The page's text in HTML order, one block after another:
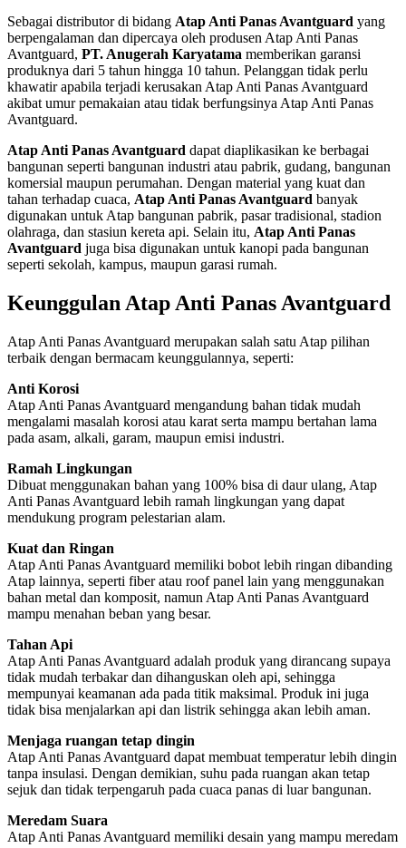
Sebagai distributor di bidang Atap Anti Panas Avantguard yang
berpengalaman dan dipercaya oleh produsen Atap Anti Panas
Avantguard, PT. Anugerah Karyatama memberikan garansi
produknya dari 5 tahun hingga 10 tahun. Pelanggan tidak perlu
khawatir apabila terjadi kerusakan Atap Anti Panas Avantguard
akibat umur pemakaian atau tidak berfungsinya Atap Anti Panas
Avantguard.
Atap Anti Panas Avantguard dapat diaplikasikan ke berbagai
bangunan seperti bangunan industri atau pabrik, gudang, bangunan
komersial maupun perumahan. Dengan material yang kuat dan
tahan terhadap cuaca, Atap Anti Panas Avantguard banyak
digunakan untuk Atap bangunan pabrik, pasar tradisional, stadion
olahraga, dan stasiun kereta api. Selain itu, Atap Anti Panas
Avantguard juga bisa digunakan untuk kanopi pada bangunan
seperti sekolah, kampus, maupun garasi rumah.
Keunggulan Atap Anti Panas Avantguard
Atap Anti Panas Avantguard merupakan salah satu Atap pilihan
terbaik dengan bermacam keunggulannya, seperti:
Anti Korosi
Atap Anti Panas Avantguard mengandung bahan tidak mudah
mengalami masalah korosi atau karat serta mampu bertahan lama
pada asam, alkali, garam, maupun emisi industri.
Ramah Lingkungan
Dibuat menggunakan bahan yang 100% bisa di daur ulang, Atap
Anti Panas Avantguard lebih ramah lingkungan yang dapat
mendukung program pelestarian alam.
Kuat dan Ringan
Atap Anti Panas Avantguard memiliki bobot lebih ringan dibanding
Atap lainnya, seperti fiber atau roof panel lain yang menggunakan
bahan metal dan komposit, namun Atap Anti Panas Avantguard
mampu menahan beban yang besar.
Tahan Api
Atap Anti Panas Avantguard adalah produk yang dirancang supaya
tidak mudah terbakar dan dihanguskan oleh api, sehingga
mempunyai keamanan ada pada titik maksimal. Produk ini juga
tidak bisa menjalarkan api dan listrik sehingga akan lebih aman.
Menjaga ruangan tetap dingin
Atap Anti Panas Avantguard dapat membuat temperatur lebih dingin
tanpa insulasi. Dengan demikian, suhu pada ruangan akan tetap
sejuk dan tidak terpengaruh pada cuaca panas di luar bangunan.
Meredam Suara
Atap Anti Panas Avantguard memiliki desain yang mampu meredam